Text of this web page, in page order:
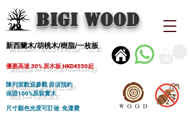
BIGI wood
新西蘭木/胡桃木/樹脂/一枚板
優惠高達 30% 原木板 HKD4550起
陳列室歡迎參觀 毋須預約
保證100%原裝實木
尺寸顏色光度可訂做 免運費